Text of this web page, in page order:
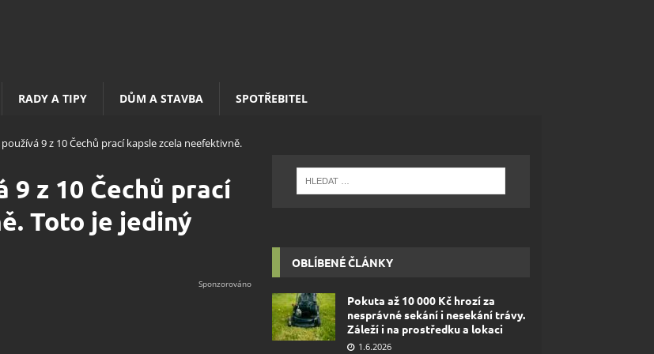
RADY A TIPY DŮM A STAVBA SPOTŘEBITEL
9 z 10 Čechů prací kapsle zcela neefektivně.
z 10 Čechů prací
Toto je jediný
OBLÍBENÉ ČLÁNKY
Pokuta až 10 000 Kč hrozí za
nesprávné sekání i nesekání trávy.
Záleží i na prostředku a lokaci
1.6.2026